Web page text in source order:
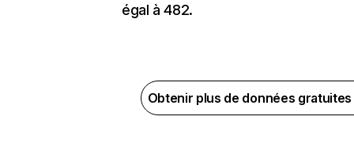
égal à 482.
Obtenir plus de données